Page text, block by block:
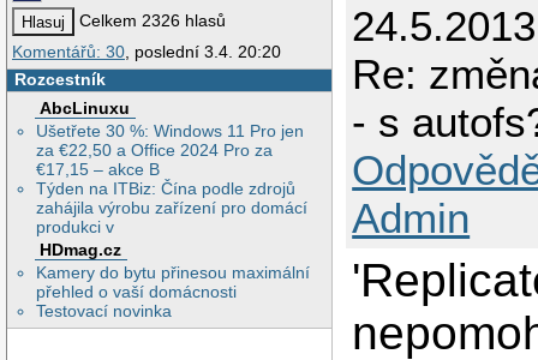
Celkem 2326 hlasů
Komentářů: 30 , poslední 3.4. 20:20
Rozcestník
AbcLinuxu
Ušetřete 30 %: Windows 11 Pro jen
za €22,50 a Office 2024 Pro za
€17,15 – akce B
Týden na ITBiz: Čína podle zdrojů
zahájila výrobu zařízení pro domácí
produkci v
HDmag.cz
Kamery do bytu přinesou maximální
přehled o vaší domácnosti
Testovací novinka
Re:
- s
Admin